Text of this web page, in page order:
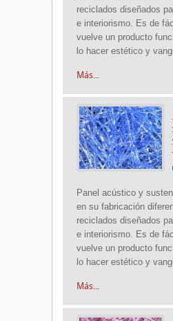
reciclados diseñados
e interiorismo. Es de
vuelve un producto
lo hacer estético y
Más...
Panel acústico y
en su fabricación
reciclados diseñados
e interiorismo. Es de
vuelve un producto
lo hacer estético y
Más...